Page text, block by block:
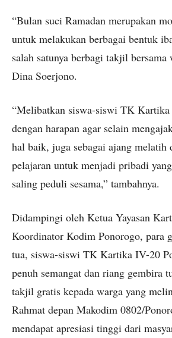
“Bulan suci Ramadan merupakan
untuk melakukan berbagai bentuk
salah satunya berbagi takjil bersama
Dina Soerjono.
“Melibatkan siswa-siswi TK
dengan harapan agar selain
hal baik, juga sebagai ajang melatih
pelajaran untuk menjadi pribadi
saling peduli sesama,” tambahnya.
Didampingi oleh Ketua Yayasan
Koordinator Kodim Ponorogo, para
tua, siswa-siswi TK Kartika IV-20
penuh semangat dan riang gembira
takjil gratis kepada warga yang
Rahmat depan Makodim 0802/
mendapat apresiasi tinggi dari